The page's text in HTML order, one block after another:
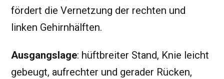
fördert die Vernetzung der rechten und
linken Gehirnhälften.
Ausgangslage: hüftbreiter Stand, Knie leicht
gebeugt, aufrechter und gerader Rücken,